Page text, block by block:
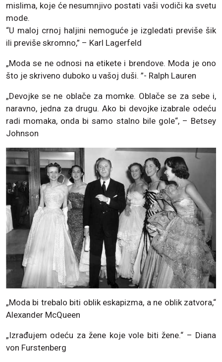
mislima, koje će nesumnjivo postati vaši vodiči ka svetu
mode.
“U maloj crnoj haljini nemoguće je izgledati previše šik
ili previše skromno,” – Karl Lagerfeld
„Moda se ne odnosi na etikete i brendove. Moda je ono
što je skriveno duboko u vašoj duši. ”- Ralph Lauren
„Devojke se ne oblače za momke. Oblače se za sebe i,
naravno, jedna za drugu. Ako bi devojke izabrale odeću
radi momaka, onda bi samo stalno bile gole“, – Betsey
Johnson
„Moda bi trebalo biti oblik eskapizma, a ne oblik zatvora,“
Alexander McQueen
„Izrađujem odeću za žene koje vole biti žene.“ – Diana
von Furstenberg